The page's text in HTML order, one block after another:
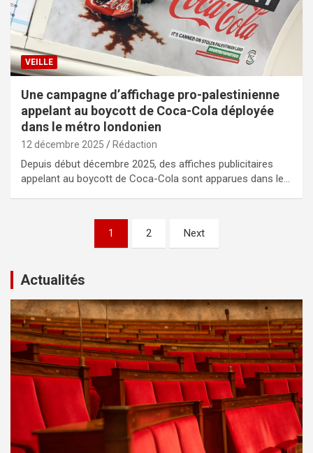
VEILLE
Une campagne d’affichage pro-palestinienne
appelant au boycott de Coca-Cola déployée
dans le métro londonien
12 décembre 2025 Rédaction
Depuis début décembre 2025, des affiches publicitaires
appelant au boycott de Coca-Cola sont apparues dans le…
publications
1 2 Next
Actualités